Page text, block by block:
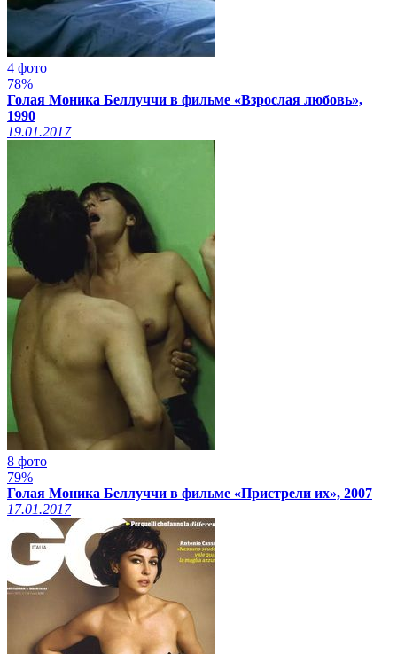
4 фото
78%
Голая Моника Беллуччи в фильме «Взрослая любовь»,
1990
19.01.2017
8 фото
79%
Голая Моника Беллуччи в фильме «Пристрели их», 2007
17.01.2017